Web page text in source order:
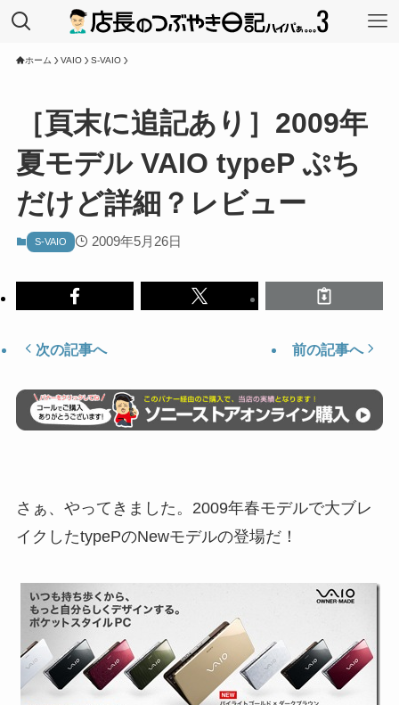
ホーム VAIO S-VAIO
［頁末に追記あり］2009年
夏モデル VAIO typeP ぷち
だけど詳細？レビュー
S-VAIO 2009年5月26日
次の記事へ 前の記事へ
さぁ、やってきました。2009年春モデルで大ブレ
イクしたtypePのNewモデルの登場だ！